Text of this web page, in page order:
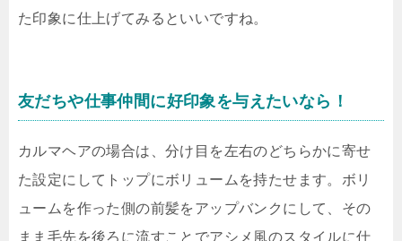
た印象に仕上げてみるといいですね。
友だちや仕事仲間に好印象を与えたいなら！
カルマヘアの場合は、分け目を左右のどちらかに寄せ
た設定にしてトップにボリュームを持たせます。ボリ
ュームを作った側の前髪をアップバンクにして、その
まま毛先を後ろに流すことでアシメ風のスタイルに仕